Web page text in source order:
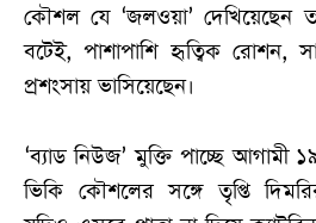
কৌশল যে ‘জলওয়া’ দেখিয়েছেন
বটেই, পাশাপাশি হৃত্বিক রোশন,
প্রশংসায় ভাসিয়েছেন।
‘ব্যাড নিউজ’ মুক্তি পাচ্ছে আগামী
ভিকি কৌশলের সঙ্গে তৃপ্তি